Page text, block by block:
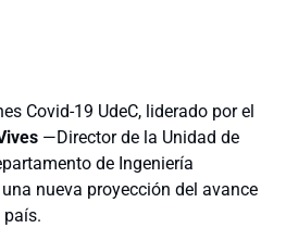
Covid-19 UdeC, liderado por el
—Director de la Unidad de
de Ingeniería
nueva proyección del avance
país.